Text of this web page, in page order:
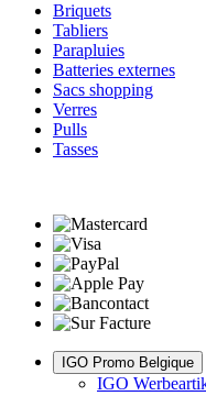
Briquets
Tabliers
Parapluies
Batteries externes
Sacs shopping
Verres
Pulls
Tasses
IGO Promo Belgique
IGO